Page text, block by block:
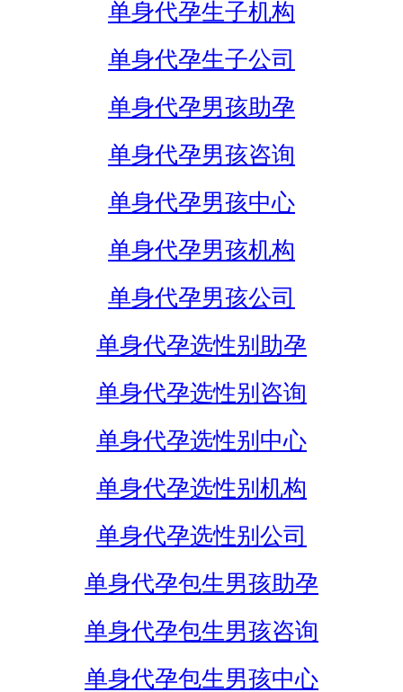
单身代孕生子机构
单身代孕生子公司
单身代孕男孩助孕
单身代孕男孩咨询
单身代孕男孩中心
单身代孕男孩机构
单身代孕男孩公司
单身代孕选性别助孕
单身代孕选性别咨询
单身代孕选性别中心
单身代孕选性别机构
单身代孕选性别公司
单身代孕包生男孩助孕
单身代孕包生男孩咨询
单身代孕包生男孩中心